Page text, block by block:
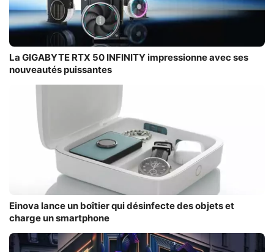
La GIGABYTE RTX 50 INFINITY impressionne avec ses
nouveautés puissantes
Einova lance un boîtier qui désinfecte des objets et
charge un smartphone